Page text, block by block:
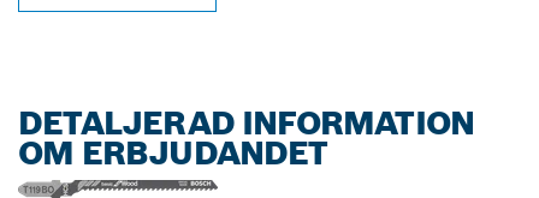
DETALJERAD INFORMATION
OM ERBJUDANDET